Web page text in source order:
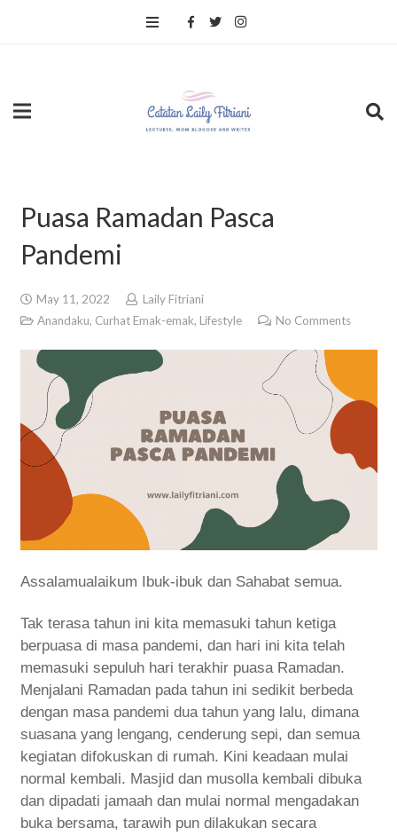
Puasa Ramadan Pasca
Pandemi
May 11, 2022
Laily Fitriani
Anandaku, Curhat Emak-emak, Lifestyle No Comments
Assalamualaikum Ibuk-ibuk dan Sahabat semua.
Tak terasa tahun ini kita memasuki tahun ketiga
berpuasa di masa pandemi, dan hari ini kita telah
memasuki sepuluh hari terakhir puasa Ramadan.
Menjalani Ramadan pada tahun ini sedikit berbeda
dengan masa pandemi dua tahun yang lalu, dimana
suasana yang lengang, cenderung sepi, dan semua
kegiatan difokuskan di rumah. Kini keadaan mulai
normal kembali. Masjid dan musolla kembali dibuka
dan dipadati jamaah dan mulai normal mengadakan
buka bersama, tarawih pun dilakukan secara